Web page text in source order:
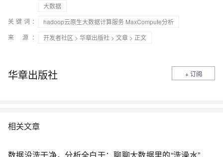
大数据
关键词：
hadoop云原生大数据计算服务 MaxCompute分析
来 源：
开发者社区 > 华章出版社 > 文章 > 正文
华章出版社 + 订阅
相关文章